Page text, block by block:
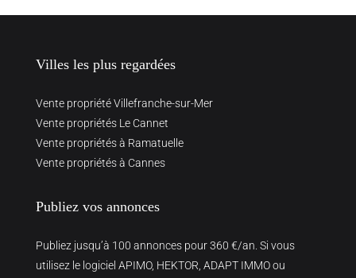
Villes les plus regardées
Vente propriété Villefranche-sur-Mer
Vente propriétés Le Cannet
Vente propriétés à Ramatuelle
Vente propriétés à Cannes
Publiez vos annonces
Publiez jusqu’à 100 annonces pour 360 €/an. Si vous
utilisez le logiciel APIMO, HEKTOR, ADAPT IMMO ou